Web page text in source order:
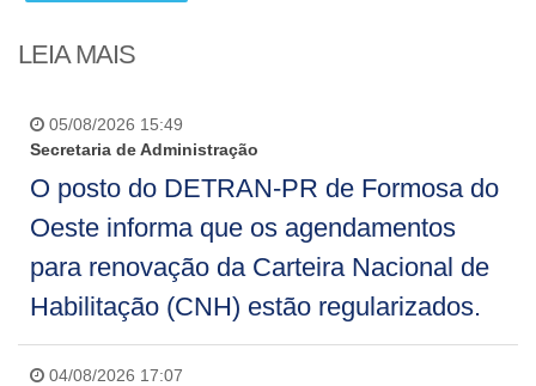
LEIA MAIS
05/08/2026 15:49
Secretaria de Administração
O posto do DETRAN-PR de Formosa do
Oeste informa que os agendamentos
para renovação da Carteira Nacional de
Habilitação (CNH) estão regularizados.
04/08/2026 17:07